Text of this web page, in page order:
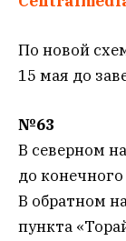
По новой
15 мая до
№63
В северном
до
В обратном
пункта